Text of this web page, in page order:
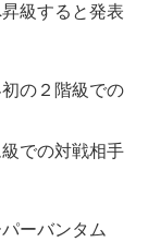
級すると発表
の２階級での
での対戦相手
ーバンタム